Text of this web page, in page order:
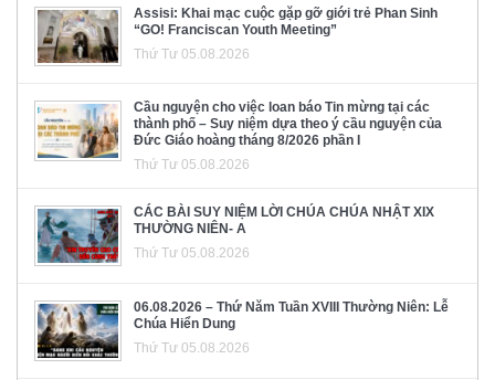
Assisi: Khai mạc cuộc gặp gỡ giới trẻ Phan Sinh
“GO! Franciscan Youth Meeting”
Thứ Tư 05.08.2026
Cầu nguyện cho việc loan báo Tin mừng tại các
thành phố – Suy niệm dựa theo ý cầu nguyện của
Đức Giáo hoàng tháng 8/2026 phần I
Thứ Tư 05.08.2026
CÁC BÀI SUY NIỆM LỜI CHÚA CHÚA NHẬT XIX
THƯỜNG NIÊN- A
Thứ Tư 05.08.2026
06.08.2026 – Thứ Năm Tuần XVIII Thường Niên: Lễ
Chúa Hiển Dung
Thứ Tư 05.08.2026